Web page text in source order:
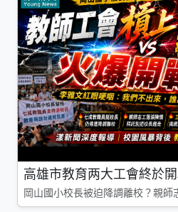
高雄市教育两大工會終於
岡山國小校長被迫降調離校？親